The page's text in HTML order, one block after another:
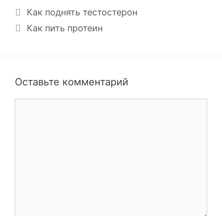
Как поднять тестостерон
Как пить протеин
Оставьте комментарий